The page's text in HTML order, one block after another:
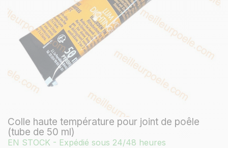
Colle haute température pour joint de poêle
(tube de 50 ml)
EN STOCK - Expédié sous 24/48 heures